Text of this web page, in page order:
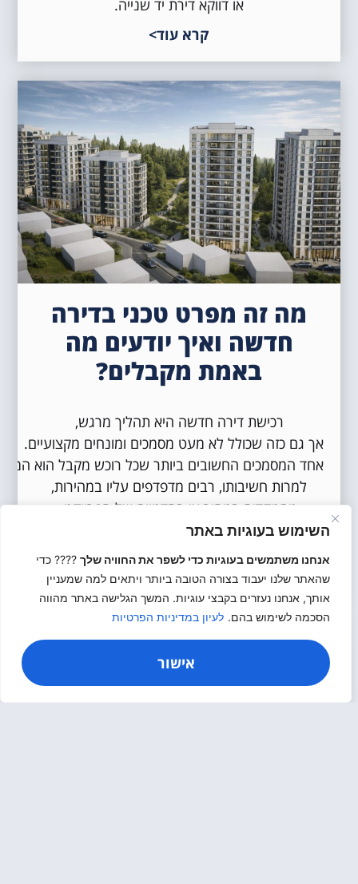
השימוש בעוגיות באתר
אנחנו משתמשים בעוגיות כדי לשפר את החוויה שלך ???? כדי
שהאתר שלנו יעבוד בצורה הטובה ביותר ויתאים למה שמעניין
אותך, אנחנו נעזרים בקבצי עוגיות. המשך הגלישה באתר מהווה
הסכמה לשימוש בהם. לעיון במדיניות הפרטיות
אישור
או דווקא דירת יד שנייה.
קרא עוד>
מה זה מפרט טכני בדירה
חדשה ואיך יודעים מה
באמת מקבלים?
רכישת דירה חדשה היא תהליך מרגש,
אך גם כזה שכולל לא מעט מסמכים ומונחים מקצועיים.
אחד המסמכים החשובים ביותר שכל רוכש מקבל הוא
למרות חשיבותו, רבים מדפדפים עליו במהירות,
מתמקדים במחיר או בהדמיות של הפרויקט,
ואינם מבינים שמדובר במסמך שמגדיר בדיוק
מה יקבלו עם מסירת הדירה.
קרא עוד>